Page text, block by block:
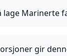
Marinerte
gir